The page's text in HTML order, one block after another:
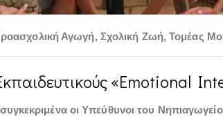
Αγωγή, Σχολική Ζωή,Τομέας
«Emotional
οι Υπεύθυνοι του